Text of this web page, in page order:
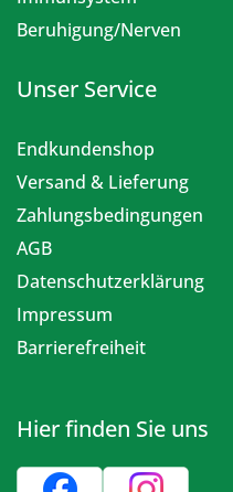
Beruhigung/Nerven
Unser Service
Endkundenshop
Versand & Lieferung
Zahlungsbedingungen
AGB
Datenschutzerklärung
Impressum
Barrierefreiheit
Hier finden Sie uns